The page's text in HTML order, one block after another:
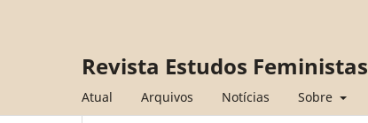
Revista Estudos Feministas
Atual Arquivos Notícias Sobre